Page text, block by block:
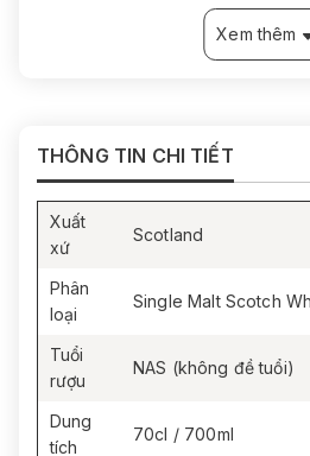
Espresso, socola đen, nho
xôi đen, vanilla, hạt điều
Cà phê rang đậm,
Xem thêm
THÔNG TIN CHI TIẾT
Xuất
xứ
Scotland
Phân
loại
Single Malt Scotch
Tuổi
rượu
NAS (không đề tuổi)
Dung
tích
70cl / 700ml